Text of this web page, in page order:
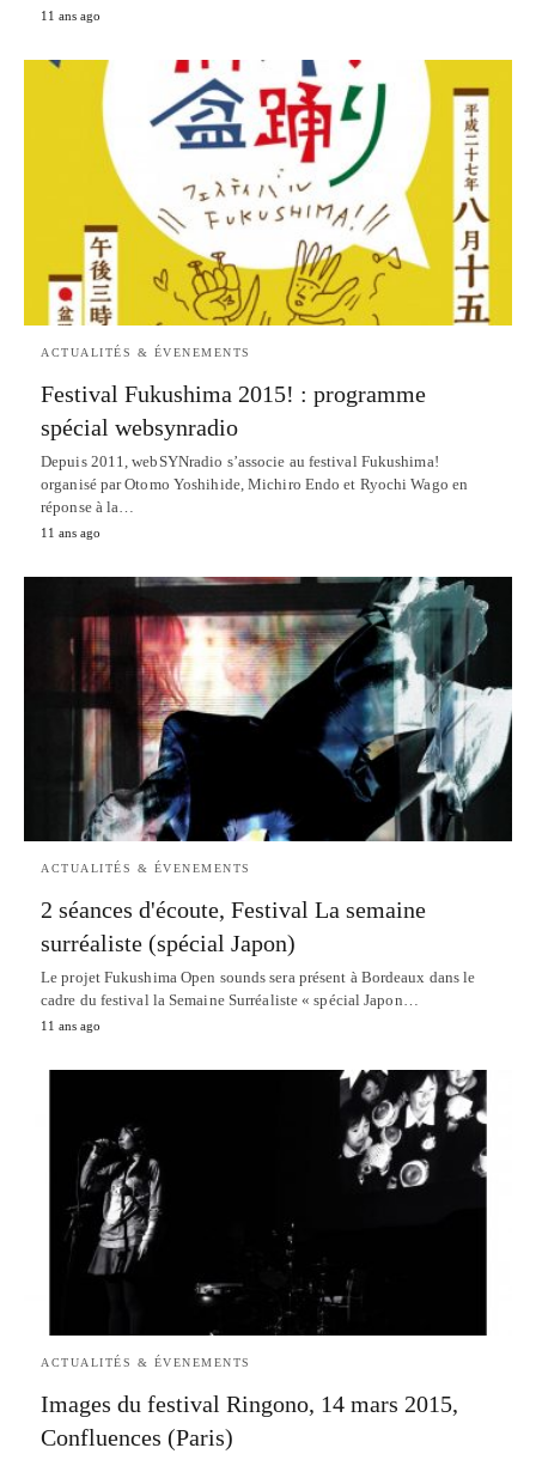
11 ans ago
ACTUALITÉS & ÉVENEMENTS
Festival Fukushima 2015! : programme
spécial websynradio
Depuis 2011, webSYNradio s’associe au festival Fukushima!
organisé par Otomo Yoshihide, Michiro Endo et Ryochi Wago en
réponse à la…
11 ans ago
ACTUALITÉS & ÉVENEMENTS
2 séances d'écoute, Festival La semaine
surréaliste (spécial Japon)
Le projet Fukushima Open sounds sera présent à Bordeaux dans le
cadre du festival la Semaine Surréaliste « spécial Japon…
11 ans ago
ACTUALITÉS & ÉVENEMENTS
Images du festival Ringono, 14 mars 2015,
Confluences (Paris)